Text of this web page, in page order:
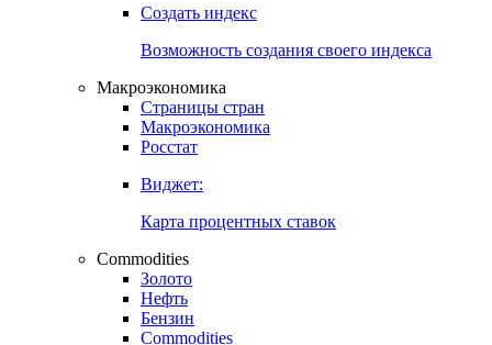
Создать индекс
Возможность создания своего индекса
Макроэкономика
Страницы стран
Макроэкономика
Росстат
Виджет:
Карта процентных ставок
Commodities
Золото
Нефть
Бензин
Commodities